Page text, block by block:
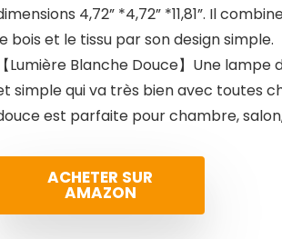
4,72” *4,72” *11,81”. Il
bois et le tissu par son design simple.
【Lumière Blanche Douce】Une
simple qui va très bien avec toutes
est parfaite pour chambre,
ACHETER SUR
AMAZON